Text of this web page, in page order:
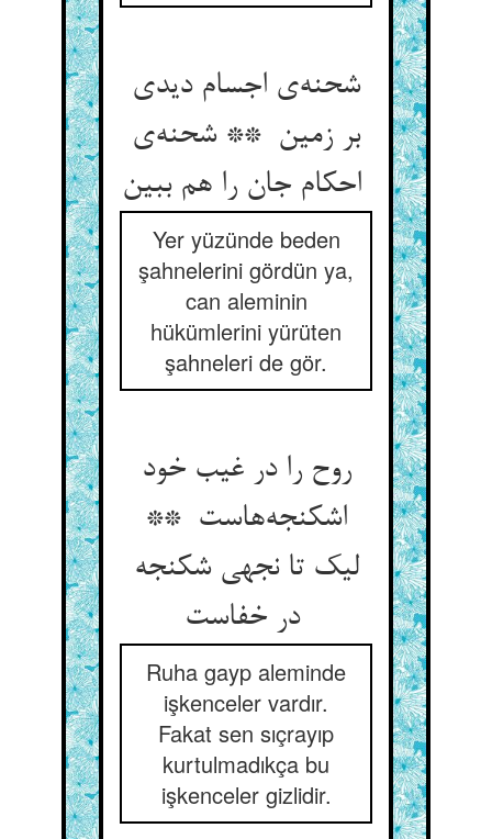
شحنه‌ی اجسام دیدی
بر زمین ** شحنه‌ی
Yer yüzünde beden
şahnelerini gördün ya,
can aleminin
hükümlerini yürüten
şahneleri de gör.
روح را در غیب خود
اشکنجه‌هاست **
لیک تا نجهی شکنجه
در خفاست
Ruha gayp aleminde
işkenceler vardır.
Fakat sen sıçrayıp
kurtulmadıkça bu
işkenceler gizlidir.